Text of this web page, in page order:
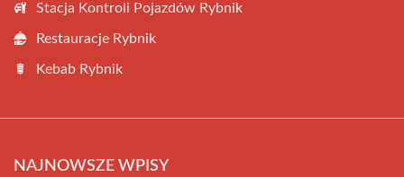
Stacja Kontroli Pojazdów Rybnik
Restauracje Rybnik
Kebab Rybnik
NAJNOWSZE WPISY